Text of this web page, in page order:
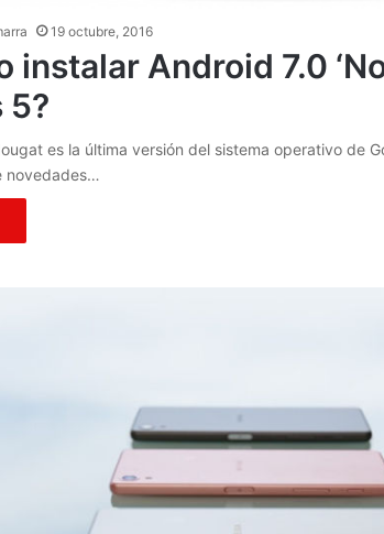
19 octubre, 2016
instalar Android 7.0
5?
es la última versión del sistema operativo de
novedades…